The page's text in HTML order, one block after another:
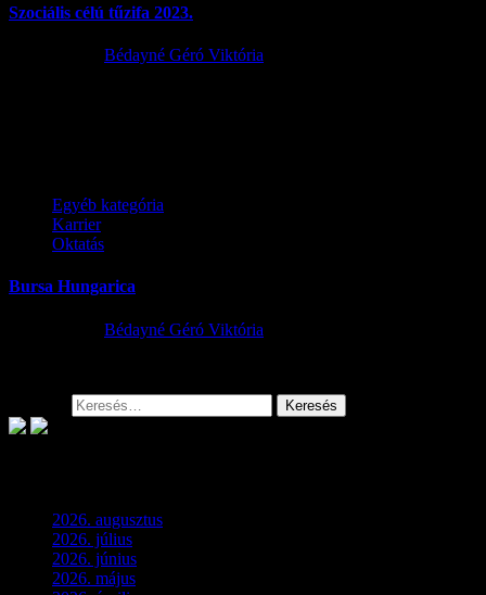
Szociális célú tűzifa 2023.
Bédayné Géró Viktória
Egyéb kategória
Karrier
Oktatás
Bursa Hungarica
Bédayné Géró Viktória
2026. augusztus
2026. július
2026. június
2026. május